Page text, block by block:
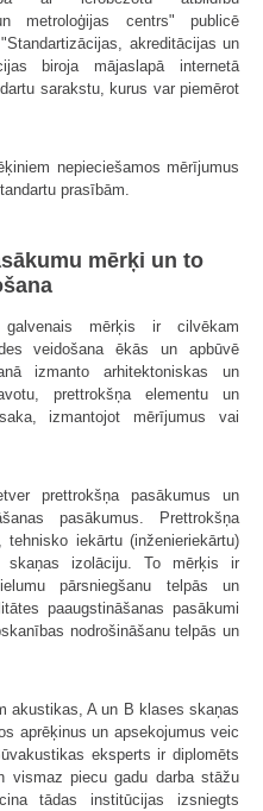
metroloģijas centrs" publicē
akreditācijas un
biroja mājaslapā internetā
sarakstu, kurus var piemērot
nepieciešamos mērījumus
prasībām.
mērķi un to
mērķis ir cilvēkam
veidošana ēkās un apbūvē
izmanto arhitektoniskas un
prettrokšņa elementu un
izmantojot mērījumus vai
prettrokšņa pasākumus un
pasākumus. Prettrokšņa
iekārtu (inženieriekārtu)
skaņas izolāciju. To mērķis ir
pārsniegšanu telpās un
paaugstināšanas pasākumi
nodrošināšanu telpās un
akustikas, A un B klases skaņas
aprēķinus un apsekojumus veic
eksperts ir diplomēts
vismaz piecu gadu darba stāžu
tādas institūcijas izsniegts